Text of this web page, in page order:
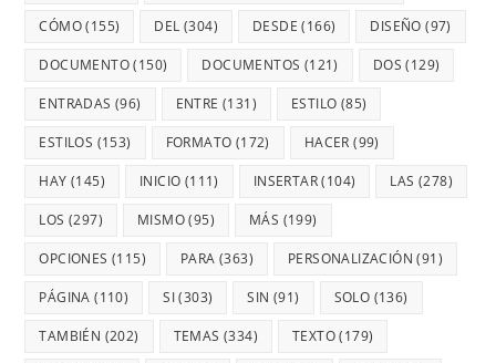
CÓMO(155) DEL (304) DESDE (166) DISEÑO (97)
DOCUMENTO(150) DOCUMENTOS (121) DOS (129)
ENTRADAS (96) ENTRE (131) ESTILO (85)
ESTILOS (153) FORMATO (172) HACER (99)
HAY (145) INICIO (111) INSERTAR(104) LAS (278)
LOS (297) MISMO(95) MÁS (199)
OPCIONES (115) PARA (363) PERSONALIZACIÓN (91)
PÁGINA (110) SI(303) SIN (91) SOLO (136)
TAMBIÉN (202) TEMAS (334) TEXTO(179)